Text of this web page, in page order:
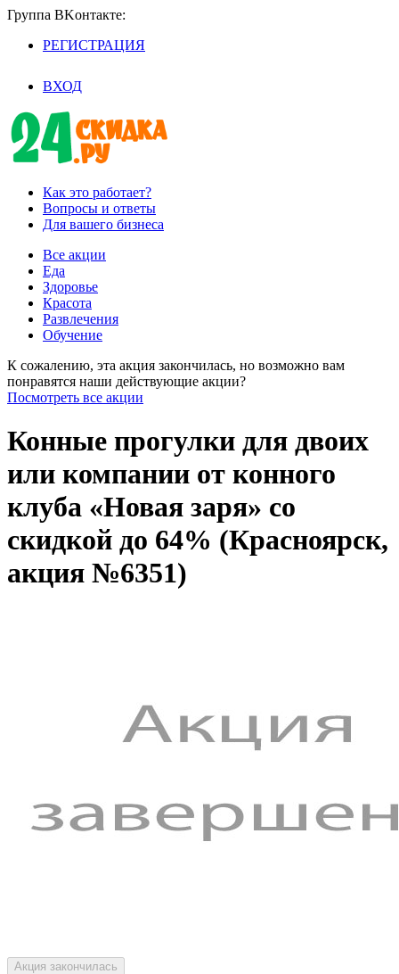
Группа BKoнтaктe:
РЕГИСТРАЦИЯ
ВХОД
Как это работает?
Вопросы и ответы
Для вашего бизнеса
Все акции
Еда
Здоровье
Красота
Развлечения
Обучение
К сожалению, эта акция закончилась, но возможно вам
понравятся наши действующие акции?
Посмотреть все акции
Конные прогулки для двоих
или компании от конного
клуба «Новая заря» со
скидкой до 64% (Красноярск,
акция №6351)